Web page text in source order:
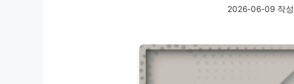
2026-06-09 작